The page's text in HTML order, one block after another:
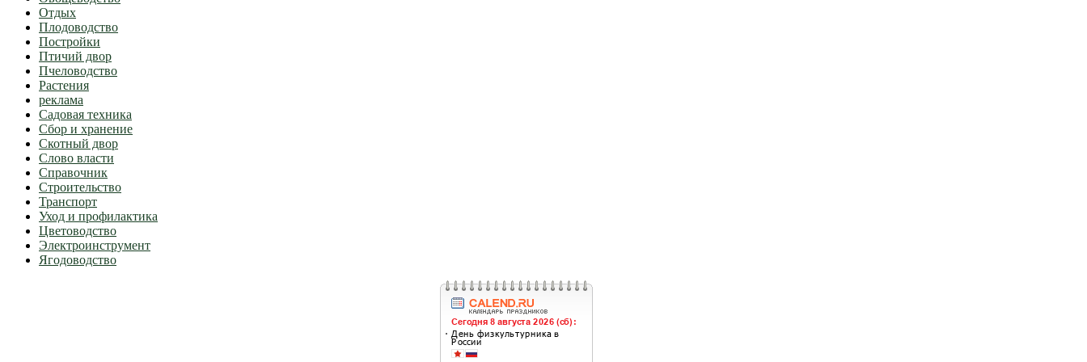
Отдых
Плодоводство
Постройки
Птичий двор
Пчеловодство
Растения
реклама
Садовая техника
Сбор и хранение
Скотный двор
Слово власти
Справочник
Строительство
Транспорт
Уход и профилактика
Цветоводство
Электроинструмент
Ягодоводство